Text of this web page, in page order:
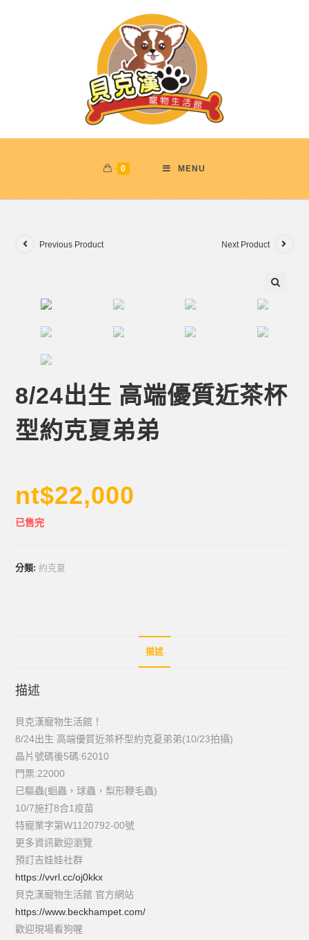
0 MENU
Previous Product Next Product
8/24出生 高端優質近茶杯
型約克夏弟弟
nt$22,000
已售完
分類: 約克夏
描述
描述
貝克漢寵物生活館！
8/24出生 高端優質近茶杯型約克夏弟弟(10/23拍攝)
晶片號碼後5碼:62010
門票:22000
已驅蟲(蛔蟲，球蟲，梨形鞭毛蟲)
10/7施打8合1疫苗
特寵業字第W1120792-00號
更多資訊歡迎瀏覽
預訂吉娃娃社群
https://vvrl.cc/oj0kkx
貝克漢寵物生活館 官方網站
https://www.beckhampet.com/
歡迎現場看狗喔